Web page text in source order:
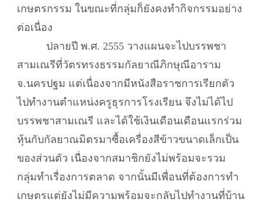
เกษตรกรรม ในขณะที่กลุ่มก็ยังคงทำกิจกรรมอย่าง
ต่อเนื่อง
ปลายปี พ.ศ. 2555 วางแผนจะไปบรรพชา
สามเณรีที่วัตรทรงธรรมกัลยาณีภิกษุณีอาราม
จ.นครปฐม แต่เนื่องจากมีหนังสือราชการเรียกตัว
ไปทำงานตำแหน่งครูธุรการโรงเรียน จึงไม่ได้ไป
บรรพชาสามเณรี และได้ใช้เงินเดือนเดือนแรกร่วม
หุ้นกับกัลยาณมิตรมาซื้อเครื่องสีข้าวขนาดเล็กเป็น
ของส่วนตัว เนื่องจากสมาชิกยังไม่พร้อมจะรวม
กลุ่มทำเรื่องการตลาด จากนั้นมีเพื่อนที่ต้องการทำ
เกษตรแต่ยังไม่มีความพร้อมจะกลับไปทำงานที่บ้าน